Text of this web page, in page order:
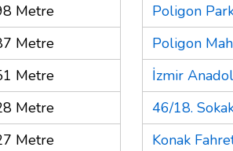
Metre
Metre
Metre
Metre
Metre
Poligon
Poligon
İzmir
46/18.
Konak